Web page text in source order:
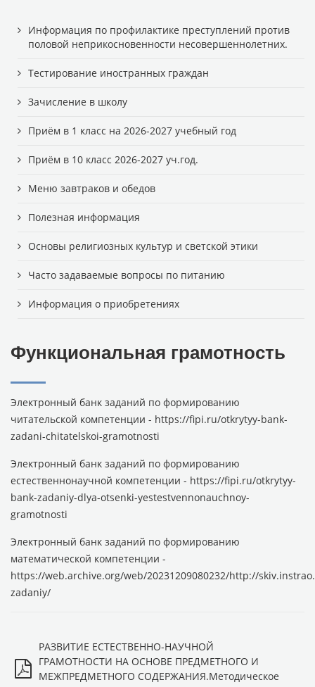
Информация по профилактике преступлений против
половой неприкосновенности несовершеннолетних.
Тестирование иностранных граждан
Зачисление в школу
Приём в 1 класс на 2026-2027 учебный год
Приём в 10 класс 2026-2027 уч.год.
Меню завтраков и обедов
Полезная информация
Основы религиозных культур и светской этики
Часто задаваемые вопросы по питанию
Информация о приобретениях
Функциональная грамотность
Электронный банк заданий по формированию
читательской компетенции - https://fipi.ru/otkrytyy-bank-
zadani-chitatelskoi-gramotnosti
Электронный банк заданий по формированию
естественнонаучной компетенции - https://fipi.ru/otkrytyy-
bank-zadaniy-dlya-otsenki-yestestvennonauchnoy-
gramotnosti
Электронный банк заданий по формированию
математической компетенции -
https://web.archive.org/web/20231209080232/http://
zadaniy/
РАЗВИТИЕ ЕСТЕСТВЕННО-НАУЧНОЙ
ГРАМОТНОСТИ НА ОСНОВЕ ПРЕДМЕТНОГО И
МЕЖПРЕДМЕТНОГО СОДЕРЖАНИЯ.Методическое